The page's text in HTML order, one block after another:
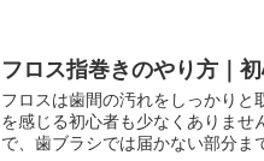
フロス指巻きのやり方｜
フロスは歯間の汚れをしっかり
を感じる初心者も少なくありませ
で、歯ブラシでは届かない部分ま